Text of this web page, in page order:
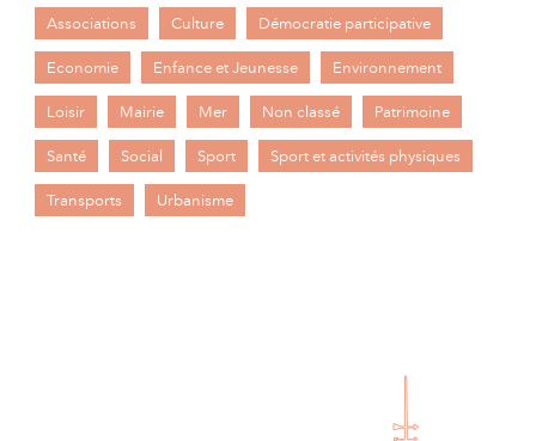
Associations Culture Démocratie participative
Economie Enfance et Jeunesse Environnement
Loisir Mairie Mer Non classé Patrimoine
Santé Social Sport Sport et activités physiques
Transports Urbanisme